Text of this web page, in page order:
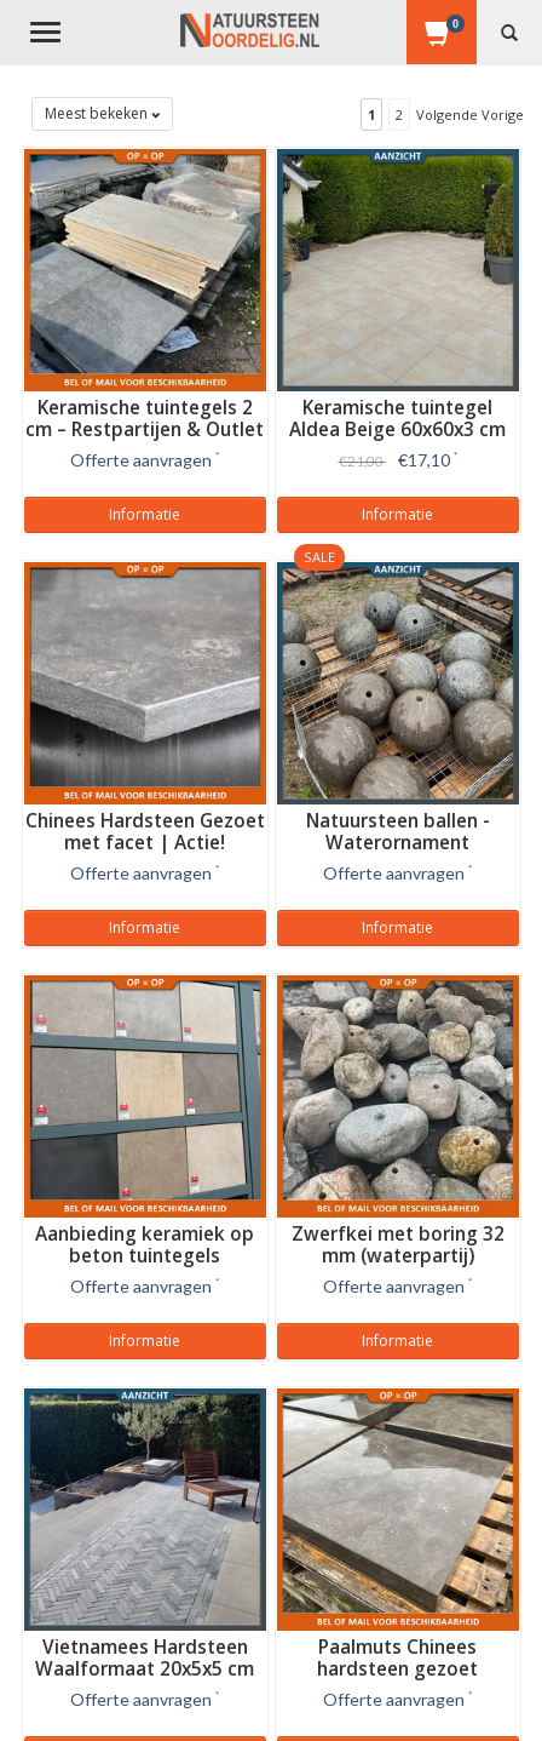
Toggle
0
Meest bekeken 1 2 Volgende Vorige
Keramische tuintegels 2
cm – Restpartijen & Outlet
Aanbieding
Offerte aanvragen *
Informatie
SALE
Keramische tuintegel
Aldea Beige 60x60x3 cm
€21,00 €17,10 *
Informatie
Chinees Hardsteen Gezoet
met facet | Actie!
Offerte aanvragen *
Informatie
Natuursteen ballen -
Waterornament
Offerte aanvragen *
Informatie
Aanbieding keramiek op
beton tuintegels
Offerte aanvragen *
Informatie
Zwerfkei met boring 32
mm (waterpartij)
Offerte aanvragen *
Informatie
Vietnamees Hardsteen
Waalformaat 20x5x5 cm
Offerte aanvragen *
Paalmuts Chinees
hardsteen gezoet
Offerte aanvragen *